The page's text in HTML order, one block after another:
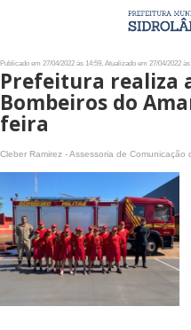
Publicado em 27/04/2022 às 14:59, Atualizado em 27/04/2022 às
Prefeitura realiza
Bombeiros do
feira
Cleber Ramirez - Assessoria de Comunicação